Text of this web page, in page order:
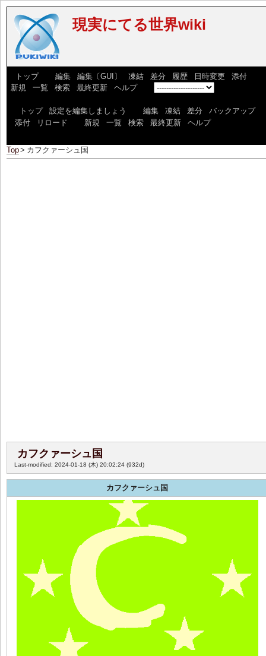
現実にてる世界wiki
トップ] [ 編集| 編集〔GUI〕 凍結| 差分 履歴| 日時変更 添付] [
新規
一覧 検索| 最終更新| ヘルプ] [
トップ| 設定を編集しましょう 編集| 凍結| 差分 バックアップ|
添付| リロード 新規 一覧 検索| 最終更新| ヘルプ]
Top> カフクァーシュ国
カフクァーシュ国
Last-modified: 2024-01-18 (木) 20:02:24(932d)
カフクァーシュ国